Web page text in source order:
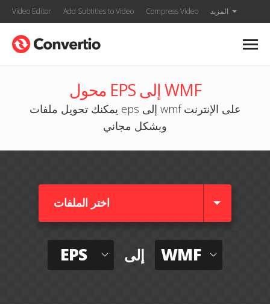
Video Editor Add Subtitles to Video Compress Video المزيد
محول EPS إلى WMF
يمكنك تحويل ملفات eps إلى wmf على الإنترنت
وبشكل مجاني
اختر الملفات
EPS إلى WMF